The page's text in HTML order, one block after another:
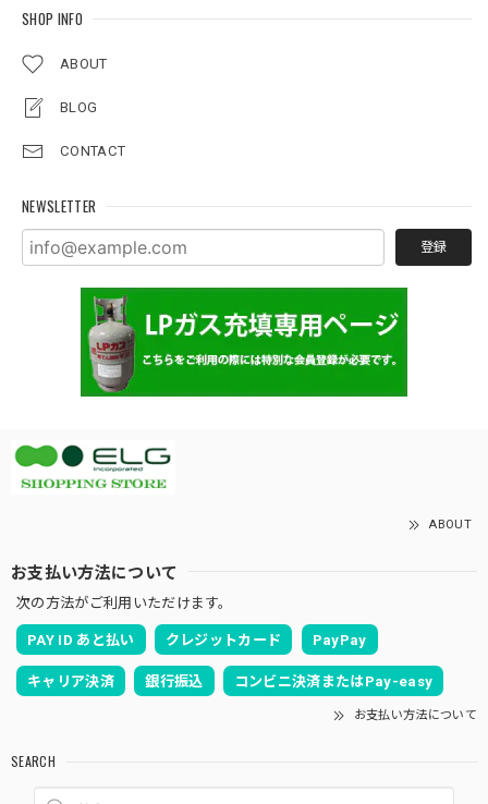
SHOP INFO
ABOUT
BLOG
CONTACT
NEWSLETTER
登録
ABOUT
お支払い方法について
次の方法がご利用いただけます。
PAY ID あと払い クレジットカード PayPay
キャリア決済 銀行振込 コンビニ決済またはPay-easy
お支払い方法について
SEARCH